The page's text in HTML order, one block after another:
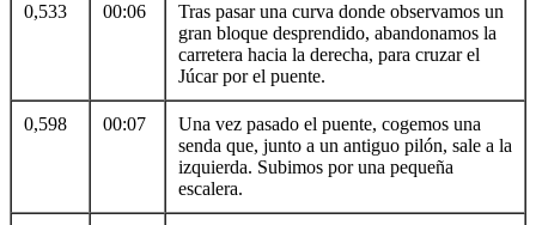
0,533 00:06
Tras pasar una curva donde observamos un
gran bloque desprendido, abandonamos la
carretera hacia la derecha, para cruzar el
Júcar por el puente.
0,598 00:07
Una vez pasado el puente, cogemos una
senda que, junto a un antiguo pilón, sale a la
izquierda. Subimos por una pequeña
escalera.